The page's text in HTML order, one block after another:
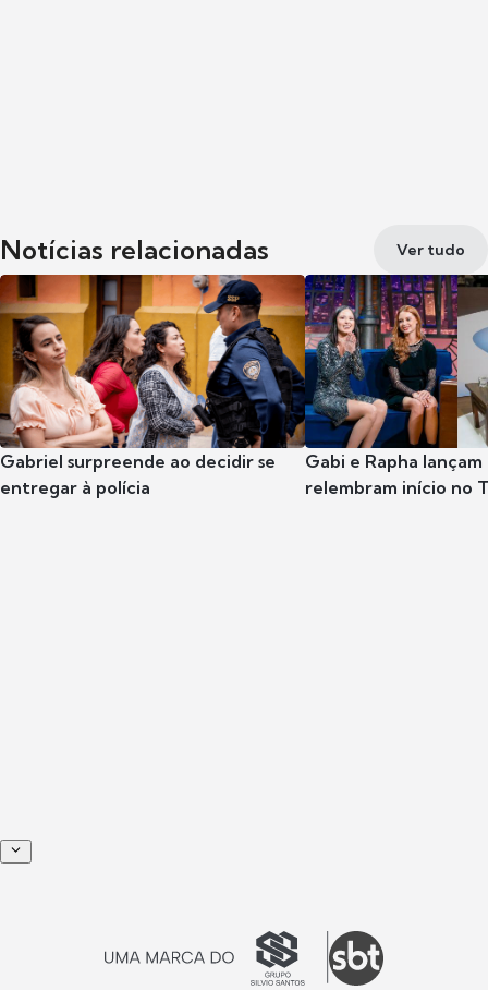
Notícias relacionadas Ver tudo
Gabriel surpreende ao decidir se
entregar à polícia
Gabi e Rapha
relembram início no